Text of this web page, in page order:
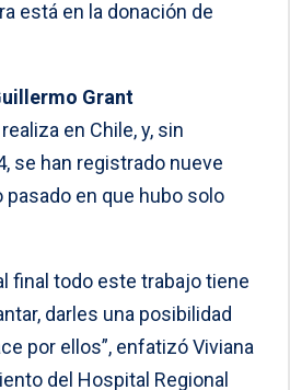
está en la donación de
Grant
en Chile, y, sin
se han registrado nueve
en que hubo solo
final todo este trabajo tiene
darles una posibilidad
por ellos”, enfatizó Viviana
del Hospital Regional